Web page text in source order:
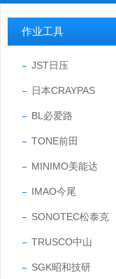
作业工具
JST日压
日本CRAYPAS
BL必爱路
TONE前田
MINIMO美能达
IMAO今尾
SONOTEC松泰克
TRUSCO中山
SGK昭和技研